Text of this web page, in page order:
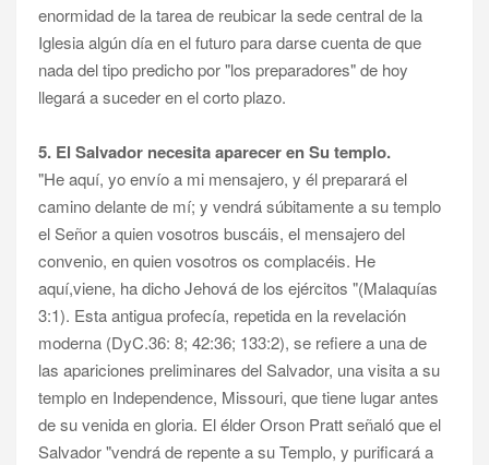
enormidad de la tarea de reubicar la sede central de la
Iglesia algún día en el futuro para darse cuenta de que
nada del tipo predicho por "los preparadores" de hoy
llegará a suceder en el corto plazo.
5. El Salvador necesita aparecer en Su templo.
"He aquí, yo envío a mi mensajero, y él preparará el
camino delante de mí; y vendrá súbitamente a su templo
el Señor a quien vosotros buscáis, el mensajero del
convenio, en quien vosotros os complacéis. He
aquí,viene, ha dicho Jehová de los ejércitos "(Malaquías
3:1). Esta antigua profecía, repetida en la revelación
moderna (DyC.36: 8; 42:36; 133:2), se refiere a una de
las apariciones preliminares del Salvador, una visita a su
templo en Independence, Missouri, que tiene lugar antes
de su venida en gloria. El élder Orson Pratt señaló que el
Salvador "vendrá de repente a su Templo, y purificará a